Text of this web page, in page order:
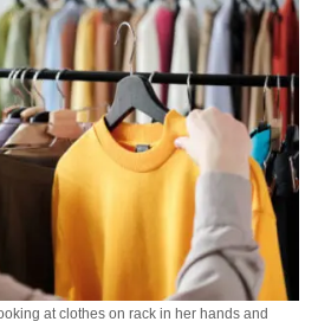
at clothes on rack in her hands and